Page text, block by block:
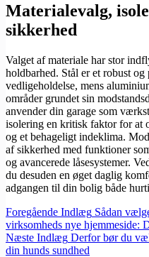
Materialevalg,
sikkerhed
Valget af materiale har stor
holdbarhed. Stål er et robust
vedligeholdelse, mens
områder grundet sin
anvender din garage som
isolering en kritisk faktor for at
og et behageligt indeklima.
af sikkerhed med funktioner
og avancerede låsesystemer.
du desuden en øget daglig
adgangen til din bolig både
Foregående Indlæg Sådan
virksomheds nye hjemmeside:
Næste Indlæg Derfor bør du
din hunds sundhed